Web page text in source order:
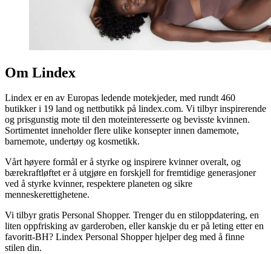
Om Lindex
Lindex er en av Europas ledende motekjeder, med rundt 460
butikker i 19 land og nettbutikk på lindex.com. Vi tilbyr inspirerende
og prisgunstig mote til den moteinteresserte og bevisste kvinnen.
Sortimentet inneholder flere ulike konsepter innen damemote,
barnemote, undertøy og kosmetikk.
Vårt høyere formål er å styrke og inspirere kvinner overalt, og
bærekraftløftet er å utgjøre en forskjell for fremtidige generasjoner
ved å styrke kvinner, respektere planeten og sikre
menneskerettighetene.
Vi tilbyr gratis Personal Shopper. Trenger du en stiloppdatering, en
liten oppfrisking av garderoben, eller kanskje du er på leting etter en
favoritt-BH? Lindex Personal Shopper hjelper deg med å finne
stilen din.